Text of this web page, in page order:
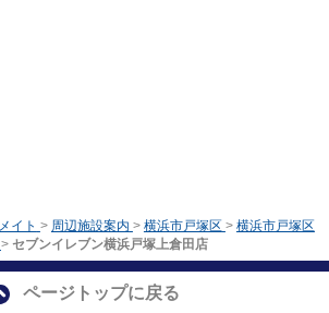
イト > 周辺施設案内 > 横浜市戸塚区 > 横浜市戸塚区
> セブンイレブン横浜戸塚上倉田店
ページトップに戻る